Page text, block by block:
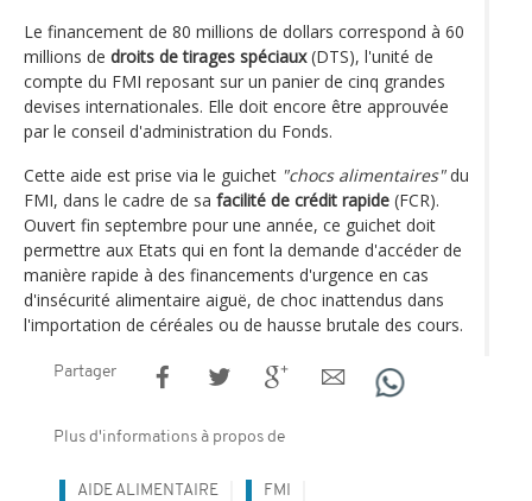
Le financement de 80 millions de dollars correspond à 60
millions de droits de tirages spéciaux(DTS), l'unité de
compte du FMI reposant sur un panier de cinq grandes
devises internationales. Elle doit encore être approuvée
par le conseil d'administration du Fonds.
Cette aide est prise via le guichet "chocs alimentaires"du
FMI, dans le cadre de sa facilité de crédit rapide (FCR).
Ouvert fin septembre pour une année, ce guichet doit
permettre aux Etats qui en font la demande d'accéder de
manière rapide à des financements d'urgence en cas
d'insécurité alimentaire aiguë, de choc inattendus dans
l'importation de céréales ou de hausse brutale des cours.
Partager
Plus d'informations à propos de
AIDE ALIMENTAIRE FMI